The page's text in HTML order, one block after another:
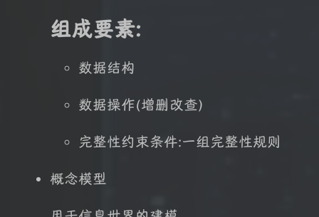
组成要素:
数据结构
数据操作(增删改查)
完整性约束条件:一组完整性规则
概念模型